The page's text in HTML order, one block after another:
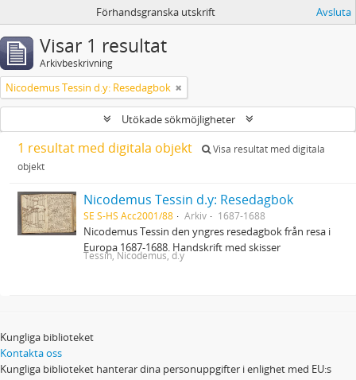
Förhandsgranska utskrift Avsluta
Visar 1 resultat
Arkivbeskrivning
Nicodemus Tessin d.y: Resedagbok
Utökade sökmöjligheter
1 resultat med digitala objekt
Visa resultat med digitala
objekt
Nicodemus Tessin d.y: Resedagbok
SE S-HS Acc2001/88 Arkiv 1687-1688
Nicodemus Tessin den yngres resedagbok från resa i
Europa 1687-1688. Handskrift med skisser
Tessin, Nicodemus, d.y
Kungliga biblioteket
Kontakta oss
Kungliga biblioteket hanterar dina personuppgifter i enlighet med EU:s